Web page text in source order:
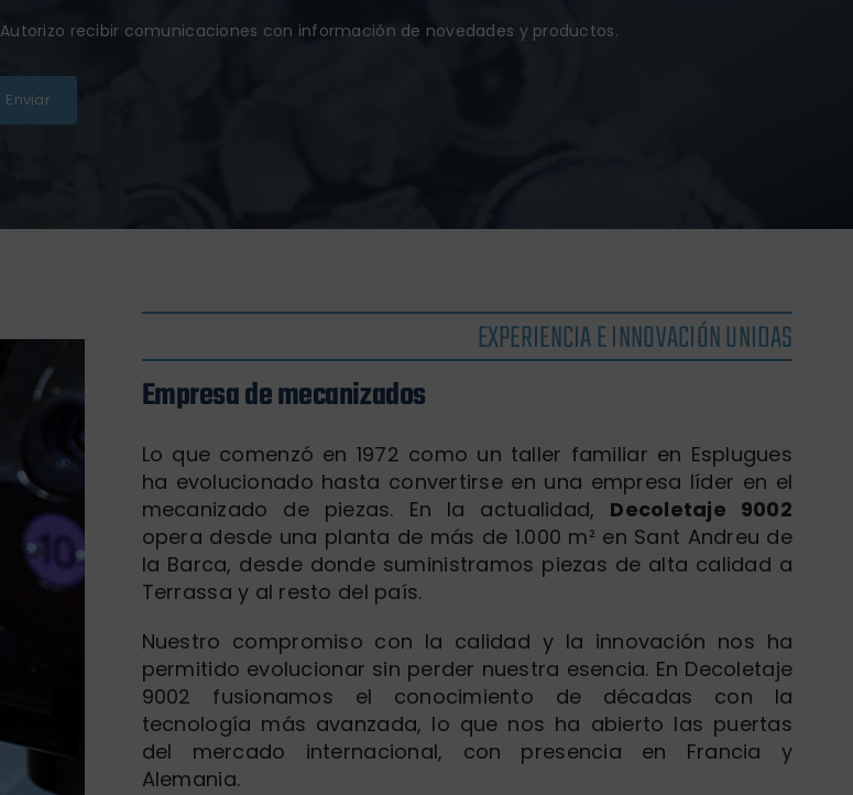
Autorizo recibir comunicaciones con información de novedades y productos.
Enviar
EXPERIENCIA E INNOVACIÓN UNIDAS
Empresa de mecanizados
Lo que comenzó en 1972 como un taller familiar en Esplugues
ha evolucionado hasta convertirse en una empresa líder en el
mecanizado de piezas. En la actualidad, Decoletaje 9002
opera desde una planta de más de 1.000 m² en Sant Andreu de
la Barca, desde donde suministramos piezas de alta calidad a
Terrassa y al resto del país.
Nuestro compromiso con la calidad y la innovación nos ha
permitido evolucionar sin perder nuestra esencia. En Decoletaje
9002 fusionamos el conocimiento de décadas con la
tecnología más avanzada, lo que nos ha abierto las puertas
del mercado internacional, con presencia en Francia y
Alemania.